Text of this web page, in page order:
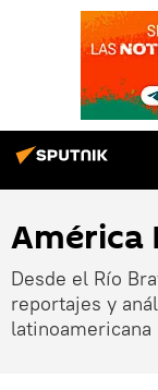
América
Desde el Río
reportajes y
latinoamericana